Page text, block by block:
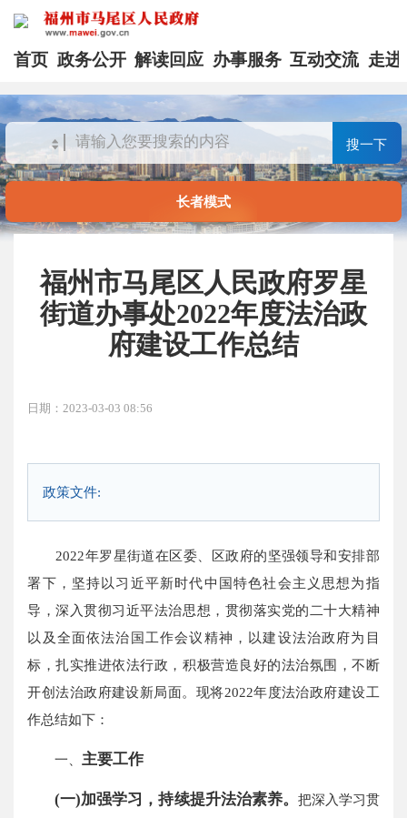
首页 政务公开 解读回应 办事服务 互动交流 走进
搜一下
长者模式
福州市马尾区人民政府罗星
街道办事处2022年度法治政
府建设工作总结
日期：2023-03-03 08:56
政策文件:
2022年罗星街道在区委、区政府的坚强领导和安排部
署下，坚持以习近平新时代中国特色社会主义思想为指
导，深入贯彻习近平法治思想，贯彻落实党的二十大精神
以及全面依法治国工作会议精神，以建设法治政府为目
标，扎实推进依法行政，积极营造良好的法治氛围，不断
开创法治政府建设新局面。现将2022年度法治政府建设工
作总结如下：
一、 主要工作
(一)加强学习，持续提升法治素养。 把深入学习贯